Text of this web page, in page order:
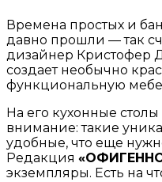
Времена простых и
давно прошли — так
дизайнер Кристофер
создает необычно
функциональную
На его кухонные
внимание: такие
удобные, что еще
Редакция
экземпляры. Есть на